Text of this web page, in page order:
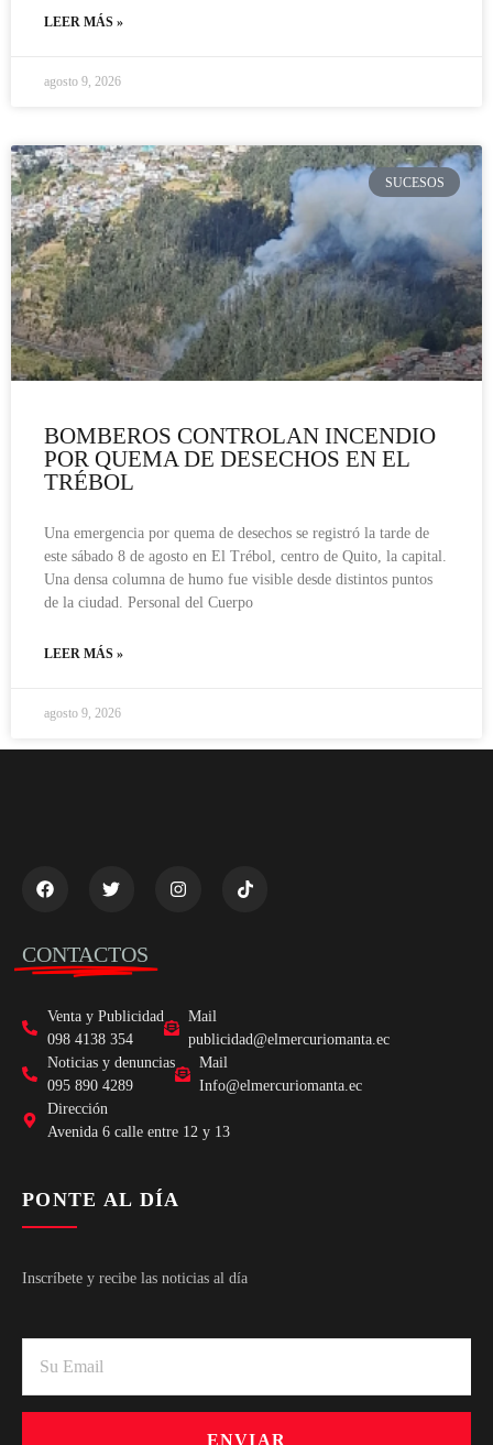
LEER MÁS »
agosto 9, 2026
SUCESOS
BOMBEROS CONTROLAN INCENDIO
POR QUEMA DE DESECHOS EN EL
TRÉBOL
Una emergencia por quema de desechos se registró la tarde de
este sábado 8 de agosto en El Trébol, centro de Quito, la capital.
Una densa columna de humo fue visible desde distintos puntos
de la ciudad. Personal del Cuerpo
LEER MÁS »
agosto 9, 2026
CONTACTOS
Venta y Publicidad
098 4138 354
Mail
publicidad@elmercuriomanta.ec
Noticias y denuncias
095 890 4289
Mail
Info@elmercuriomanta.ec
Dirección
Avenida 6 calle entre 12 y 13
PONTE AL DÍA
Inscríbete y recibe las noticias al día
ENVIAR